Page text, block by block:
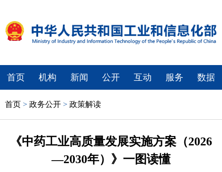
首页 机构 新闻 公开 互动 服务 数据
首页 > 政务公开 > 政策解读
《中药工业高质量发展实施方案（2026
—2030年）》一图读懂